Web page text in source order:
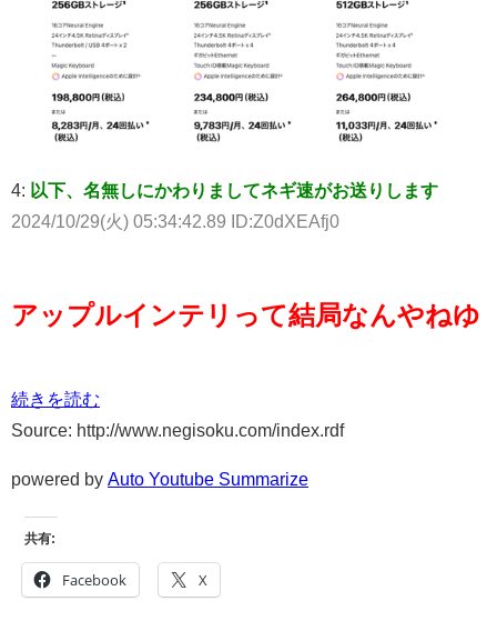
4: 以下、名無しにかわりましてネギ速がお送りします
2024/10/29(火) 05:34:42.89 ID:Z0dXEAfj0
アップルインテリって結局なんやねゆ
続きを読む
Source: http://www.negisoku.com/index.rdf
powered by Auto Youtube Summarize
共有:
Facebook X